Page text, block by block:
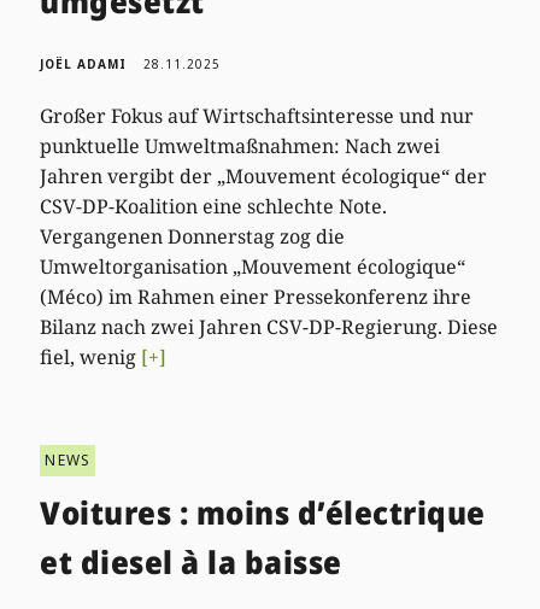
JOËL ADAMI 28.11.2025
Großer Fokus auf Wirtschaftsinteresse und nur
punktuelle Umweltmaßnahmen: Nach zwei
Jahren vergibt der „Mouvement écologique“ der
CSV-DP-Koalition eine schlechte Note.
Vergangenen Donnerstag zog die
Umweltorganisation „Mouvement écologique“
(Méco) im Rahmen einer Pressekonferenz ihre
Bilanz nach zwei Jahren CSV-DP-Regierung. Diese
fiel, wenig [+]
NEWS
Voitures : moins d’électrique
et diesel à la baisse